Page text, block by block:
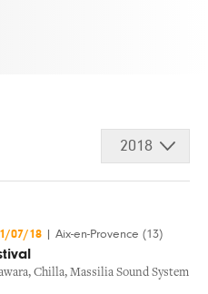
2018
07/18 Aix-en-Provence (13)
, Chilla, Massilia Sound System